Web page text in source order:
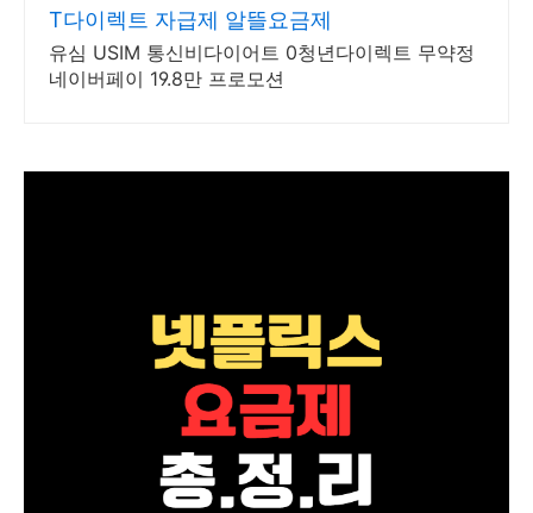
T다이렉트 자급제 알뜰요금제
유심 USIM 통신비다이어트 0청년다이렉트 무약정
네이버페이 19.8만 프로모션